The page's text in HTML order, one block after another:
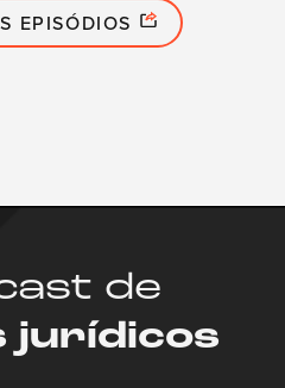
EPISÓDIOS
de
jurídicos